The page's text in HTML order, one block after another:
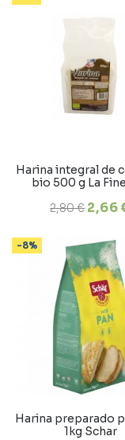
Harina integral de
bio 500 g La
2,80 € 2,66
-8%
Harina preparado
1kg Schar